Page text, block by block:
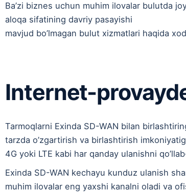
Ba’zi biznes uchun muhim ilovalar bulutda
aloqa sifatining davriy pasayishi
mavjud bo’lmagan bulut xizmatlari haqida
Internet-
Tarmoqlarni Exinda SD-WAN bilan
tarzda o’zgartirish va birlashtirish
4G yoki LTE kabi har qanday ulanishni
Exinda SD-WAN kechayu kunduz ulanish
muhim ilovalar eng yaxshi kanalni oladi va